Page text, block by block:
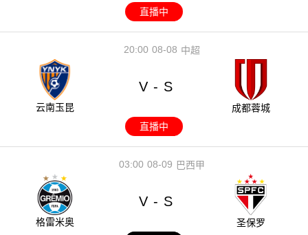
直播中
08-08
20:00 中超
云南玉昆
V - S
成都蓉城
直播中
08-09
03:00 巴西甲
格雷米奥
V - S
圣保罗